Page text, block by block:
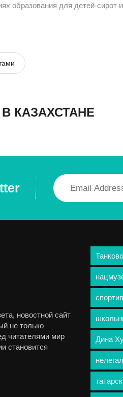
образования для детей-сирот
КАЗАХСТАНЕ
новостной сайт
не только
читателями мир
становится
Дина